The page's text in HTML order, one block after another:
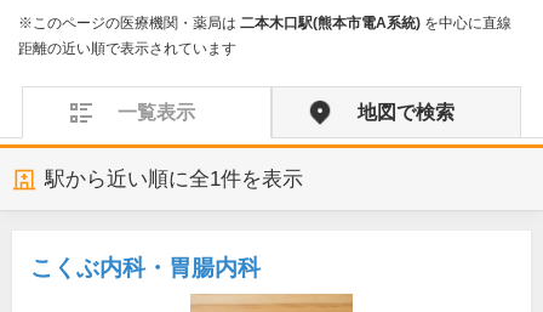
※このページの医療機関・薬局は 二本木口駅(熊本市電A系統) を中心に直線
距離の近い順で表示されています
一覧表示 地図で検索
駅から近い順に全1件を表示
こくぶ内科・胃腸内科